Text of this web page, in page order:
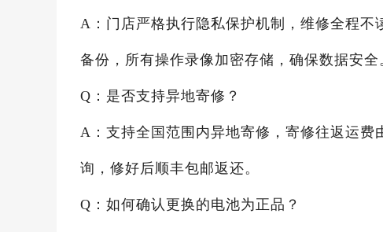
A：门店严格执行隐私保护机制，维修全程
备份，所有操作录像加密存储，确保数据安全
Q：是否支持异地寄修？
A：支持全国范围内异地寄修，寄修往返运
询，修好后顺丰包邮返还。
Q：如何确认更换的电池为正品？